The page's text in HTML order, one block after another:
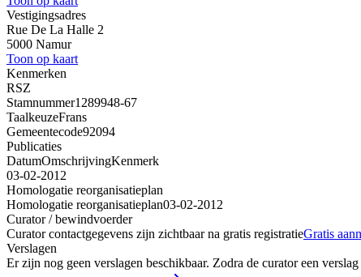
Vestigingsadres
Rue De La Halle 2
5000 Namur
Toon op kaart
Kenmerken
RSZ
Stamnummer1289948-67
TaalkeuzeFrans
Gemeentecode92094
Publicaties
DatumOmschrijvingKenmerk
03-02-2012
Homologatie reorganisatieplan
Homologatie reorganisatieplan03-02-2012
Curator / bewindvoerder
Curator contactgegevens zijn zichtbaar na gratis registratieGratis
Verslagen
Er zijn nog geen verslagen beschikbaar. Zodra de curator een